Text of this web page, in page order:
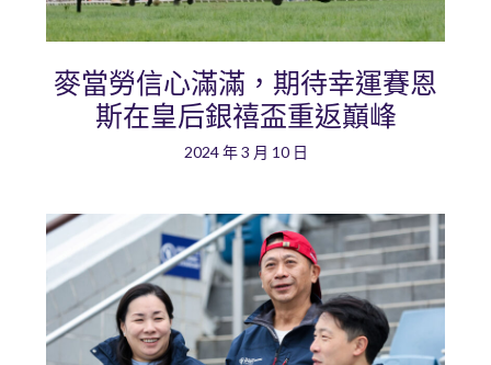
麥當勞信心滿滿，期待幸運賽恩
斯在皇后銀禧盃重返巔峰
2024 年 3 月 10 日